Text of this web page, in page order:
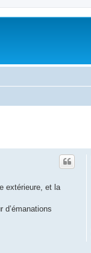
extérieure, et la